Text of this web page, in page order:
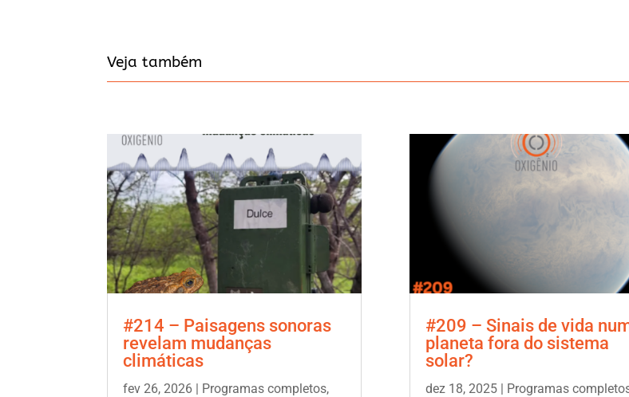
Veja também
#214 – Paisagens sonoras
revelam mudanças
climáticas
fev 26, 2026 | Programas completos,
#209 – Sinais de vida
planeta fora do sistema
solar?
dez 18, 2025| Programas